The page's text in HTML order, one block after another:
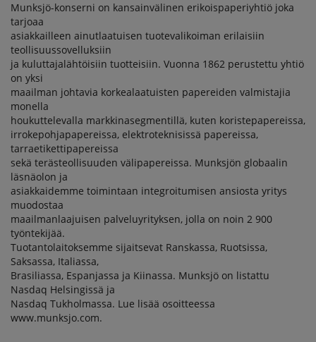
Munksjö-konserni on kansainvälinen erikoispaperiyhtiö joka
tarjoaa
asiakkailleen ainutlaatuisen tuotevalikoiman erilaisiin
teollisuussovelluksiin
ja kuluttajalähtöisiin tuotteisiin. Vuonna 1862 perustettu yhtiö
on yksi
maailman johtavia korkealaatuisten papereiden valmistajia
monella
houkuttelevalla markkinasegmentillä, kuten koristepapereissa,
irrokepohjapapereissa, elektroteknisissä papereissa,
tarraetikettipapereissa
sekä terästeollisuuden välipapereissa. Munksjön globaalin
läsnäolon ja
asiakkaidemme toimintaan integroitumisen ansiosta yritys
muodostaa
maailmanlaajuisen palveluyrityksen, jolla on noin 2 900
työntekijää.
Tuotantolaitoksemme sijaitsevat Ranskassa, Ruotsissa,
Saksassa, Italiassa,
Brasiliassa, Espanjassa ja Kiinassa. Munksjö on listattu
Nasdaq Helsingissä ja
Nasdaq Tukholmassa. Lue lisää osoitteessa
www.munksjo.com.